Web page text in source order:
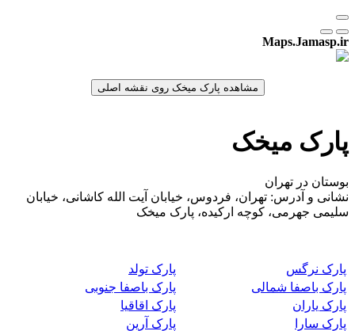
Maps.Jamasp.ir
پارک میخک
بوستان در تهران
نشانی و آدرس: تهران، فردوس، خیابان آیت الله کاشانی، خیابان
سلیمی جهرمی، کوچه ارکیده، پارک میخک
پارک نرگس
پارک تولد
پارک باصفا شمالی
پارک باصفا جنوبی
پارک یاران
پارک اقاقیا
پارک سارا
پارک آرین